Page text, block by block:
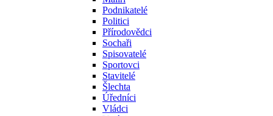
Podnikatelé
Politici
Přírodovědci
Sochaři
Spisovatelé
Sportovci
Stavitelé
Šlechta
Úředníci
Vládci